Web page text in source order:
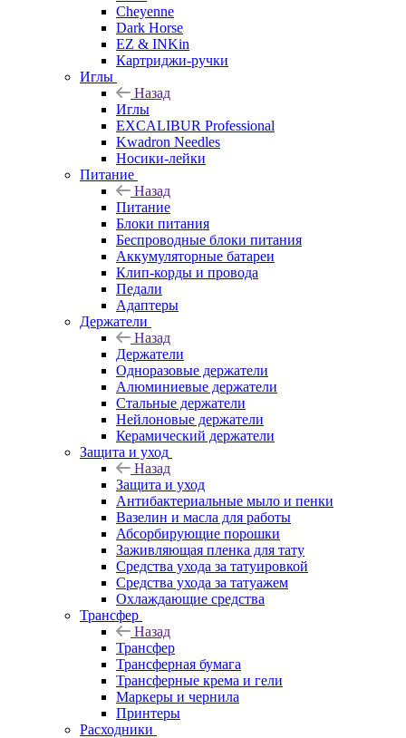
Cheyenne
Dark Horse
EZ & INKin
Картриджи-ручки
Иглы
Назад
Иглы
EXCALIBUR Professional
Kwadron Needles
Носики-лейки
Питание
Назад
Питание
Блоки питания
Беспроводные блоки питания
Аккумуляторные батареи
Клип-корды и провода
Педали
Адаптеры
Держатели
Назад
Держатели
Одноразовые держатели
Алюминиевые держатели
Стальные держатели
Нейлоновые держатели
Керамический держатели
Защита и уход
Назад
Защита и уход
Антибактериальные мыло и пенки
Вазелин и масла для работы
Абсорбирующие порошки
Заживляющая пленка для тату
Средства ухода за татуировкой
Средства ухода за татуажем
Охлаждающие средства
Трансфер
Назад
Трансфер
Трансферная бумага
Трансферные крема и гели
Маркеры и чернила
Принтеры
Расходники